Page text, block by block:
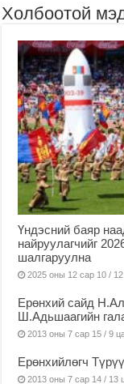
Холбоотой
Үндэсний баяр
найруулагчийг
шалгаруулна
2025 оны 12 сар 10 /
Ерөнхий сайд
Ш.Адьшаагийн
2013 оны 7 сар 15 / 9
Ерөнхийлөгч
2013 оны 7 сар 14 / 13